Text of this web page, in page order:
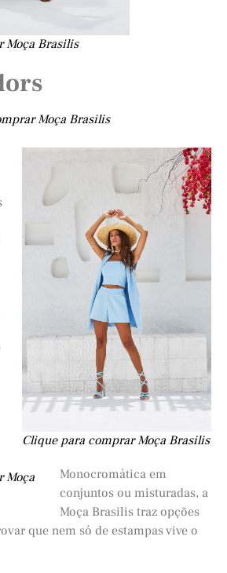
Moça Brasilis
Moça Brasilis
Clique para comprar Moça Brasilis
Moça
Monocromática em
conjuntos ou misturadas, a
Moça Brasilis traz opções
que nem só de estampas vive o